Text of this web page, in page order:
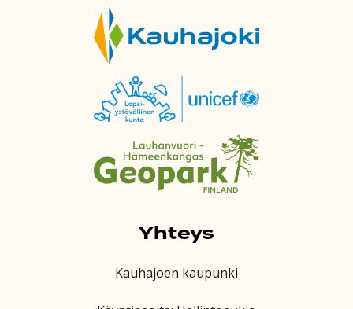
Yhteys
Kauhajoen kaupunki